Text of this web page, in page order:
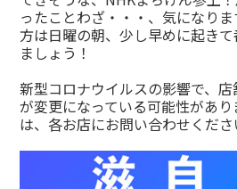
ったことわざ・・・、気になり
方は日曜の朝、少し早めに起き
ましょう！
新型コロナウイルスの影響で、
が変更になっている可能性があ
は、各お店にお問い合わせくださ